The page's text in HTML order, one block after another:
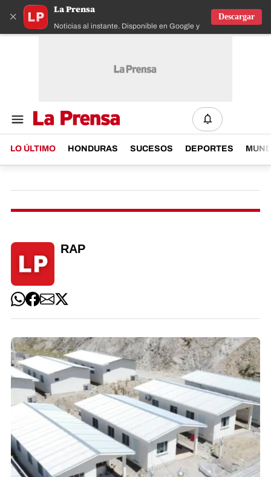
×
La Prensa
Noticias al instante. Disponible en Google y IOS
Descargar
LO ÚLTIMO HONDURAS SUCESOS DEPORTES
RAP